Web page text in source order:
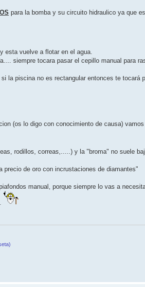
para la bomba y su circuito hidraulico ya que
esta vuelve a flotar en el agua.
siempre tocara pasar el cepillo manual para
la piscina no es rectangular entonces te tocará
(os lo digo con conocimiento de causa)
rodillos, correas,.....) y la "broma" no suele
de oro con incrustaciones de diamantes"
manual, porque siempre lo vas a